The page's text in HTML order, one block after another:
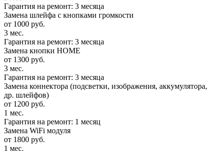
Гарантия на ремонт: 3 месяца
Замена шлейфа с кнопками громкости
от 1000 руб.
3 мес.
Гарантия на ремонт: 3 месяца
Замена кнопки HOME
от 1300 руб.
3 мес.
Гарантия на ремонт: 3 месяца
Замена коннектора (подсветки, изображения, аккумулятора,
др. шлейфов)
от 1200 руб.
1 мес.
Гарантия на ремонт: 1 месяц
Замена WiFi модуля
от 1800 руб.
1 мес.